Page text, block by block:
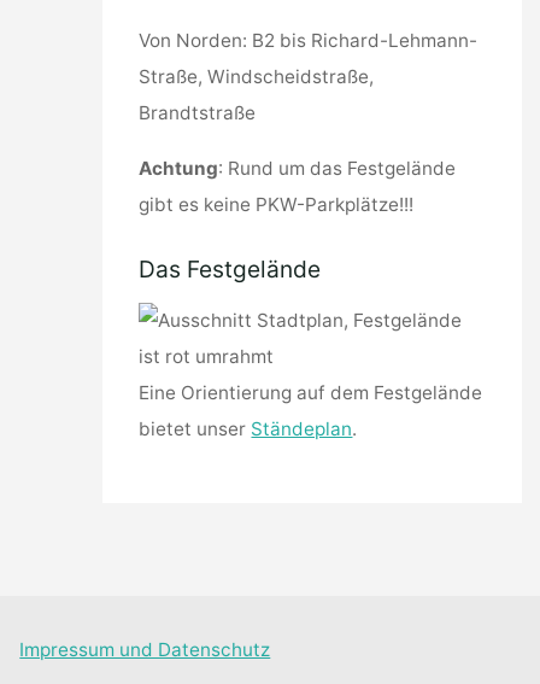
Von Norden: B2 bis Richard-Lehmann-
Straße, Windscheidstraße,
Brandtstraße
Achtung: Rund um das Festgelände
gibt es keine PKW-Parkplätze!!!
Das Festgelände
Eine Orientierung auf dem Festgelände
bietet unser Ständeplan.
Impressum und Datenschutz